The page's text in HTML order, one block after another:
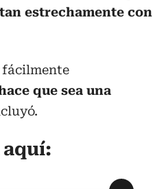
estrechamente con
fácilmente
que sea una